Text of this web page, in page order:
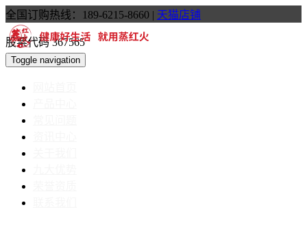
全国订购热线：189-6215-8660 | 天猫店铺
股票代码 367565
Toggle navigation